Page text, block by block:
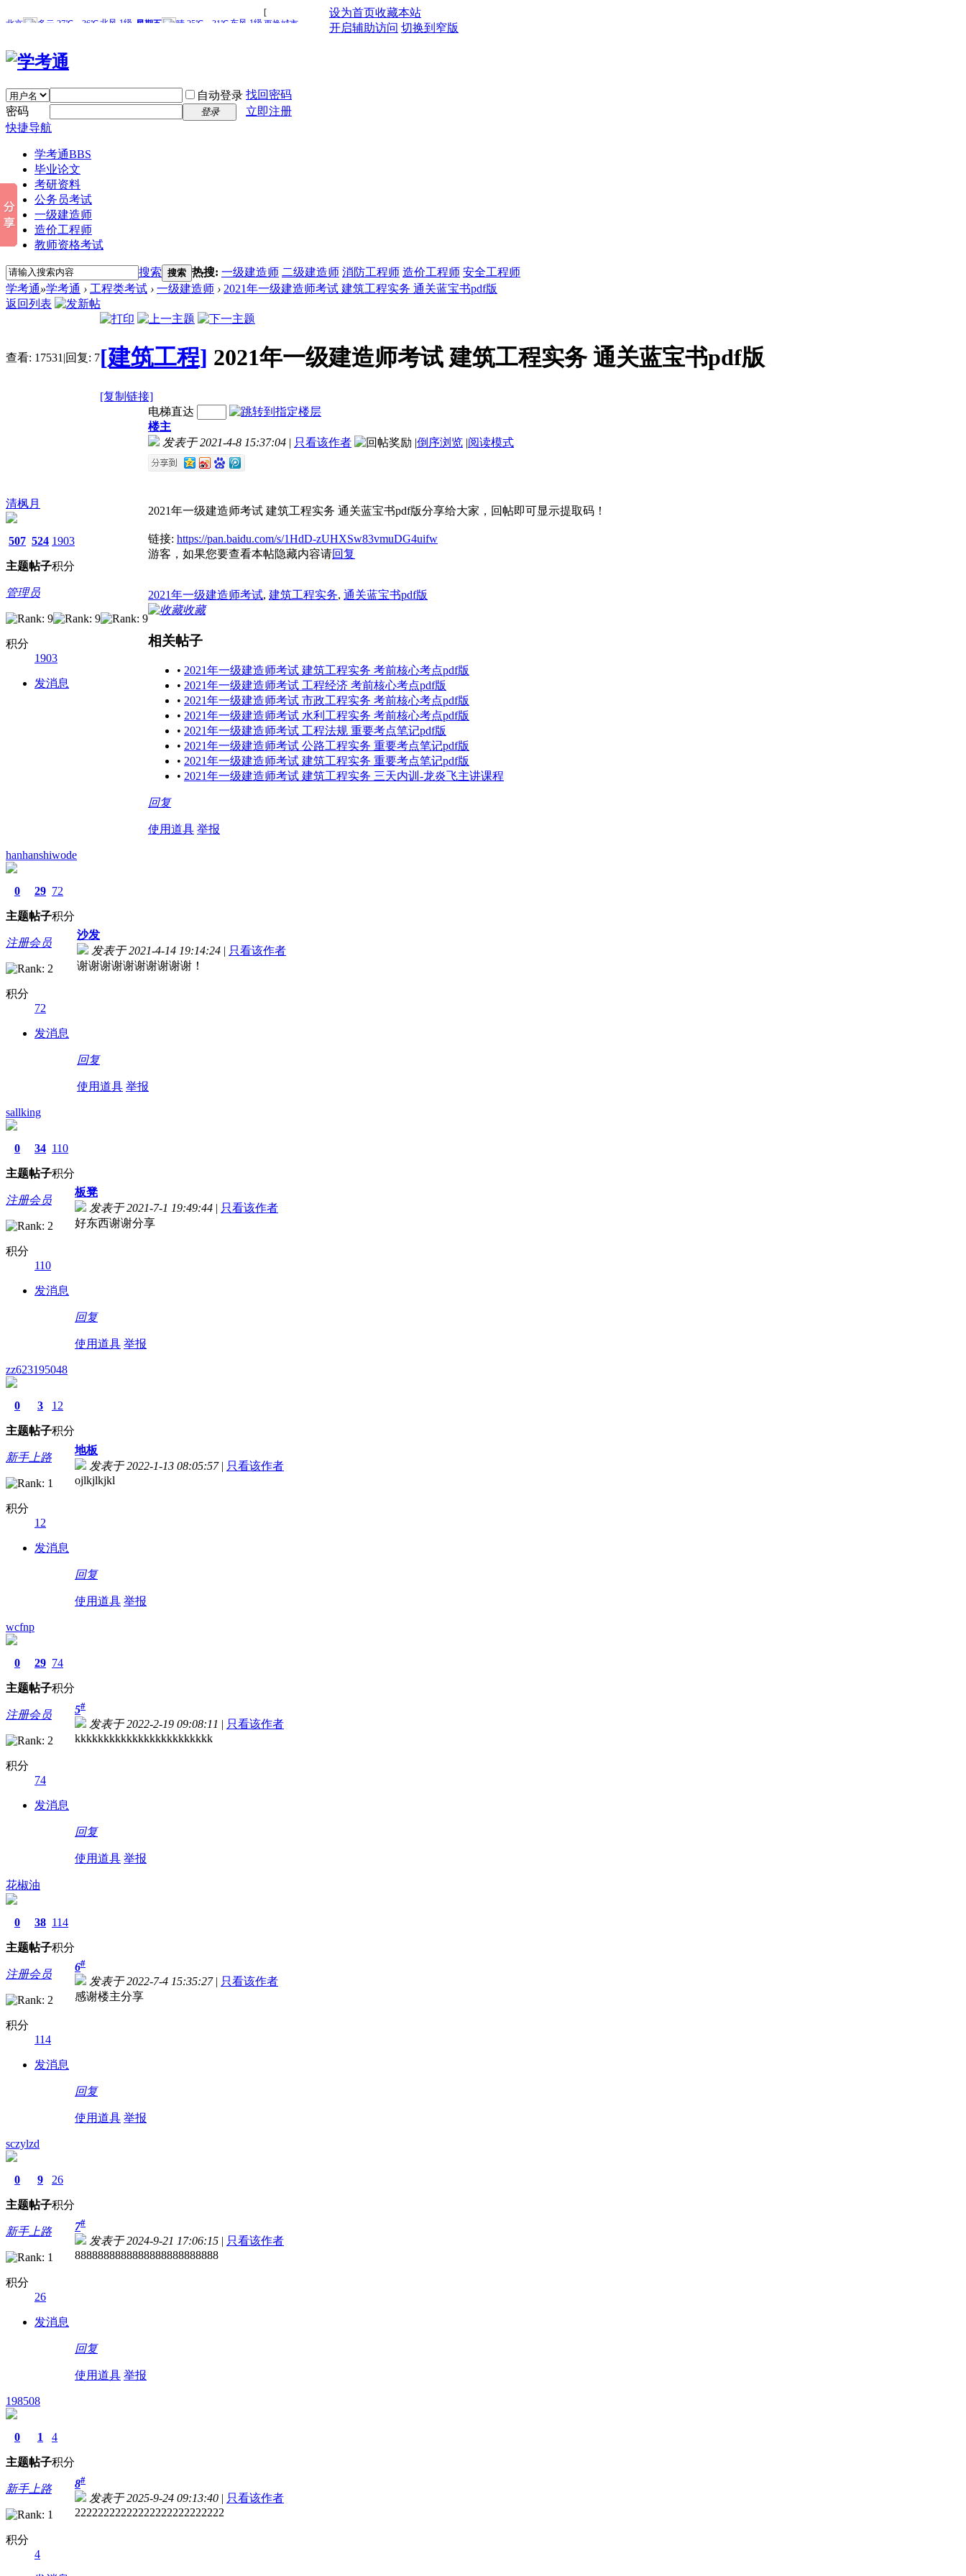
设为首页收藏本站
开启辅助访问 切换到窄版
自动登录 找回密码
密码
登录
立即注册
快捷导航
学考通BBS
毕业论文
考研资料
公务员考试
一级建造师
造价工程师
教师资格考试
搜索 搜索 热搜: 一级建造师 二级建造师 消防工程师 造价工程师 安全工程师
学考通»学考通 › 工程类考试 › 一级建造师 › 2021年一级建造师考试 建筑工程实务 通关蓝宝书pdf版
返回列表
查看: 17531 |回复: 7[建筑工程] 2021年一级建造师考试 建筑工程实务 通关蓝宝书pdf版
[复制链接]
清枫月
507
主题
524
帖子
1903
积分
管理员
积分
1903
发消息
电梯直达
楼主
发表于 2021-4-8 15:37:04 | 只看该作者 |倒序浏览 |阅读模式
2021年一级建造师考试 建筑工程实务 通关蓝宝书pdf版分享给大家，回帖即可显示提取码！
链接: https://pan.baidu.com/s/1HdD-zUHXSw83vmuDG4uifw
游客，如果您要查看本帖隐藏内容请回复
2021年一级建造师考试, 建筑工程实务, 通关蓝宝书pdf版
收藏
相关帖子
• 2021年一级建造师考试 建筑工程实务 考前核心考点pdf版
• 2021年一级建造师考试 工程经济 考前核心考点pdf版
• 2021年一级建造师考试 市政工程实务 考前核心考点pdf版
• 2021年一级建造师考试 水利工程实务 考前核心考点pdf版
• 2021年一级建造师考试 工程法规 重要考点笔记pdf版
• 2021年一级建造师考试 公路工程实务 重要考点笔记pdf版
• 2021年一级建造师考试 建筑工程实务 重要考点笔记pdf版
• 2021年一级建造师考试 建筑工程实务 三天内训-龙炎飞主讲课程
回复
使用道具 举报
hanhanshiwode
0
主题
29
帖子
72
积分
注册会员
积分
72
发消息
沙发
发表于 2021-4-14 19:14:24 | 只看该作者
谢谢谢谢谢谢谢谢谢谢！
回复
使用道具 举报
sallking
0
主题
34
帖子
110
积分
注册会员
积分
110
发消息
板凳
发表于 2021-7-1 19:49:44 | 只看该作者
好东西谢谢分享
回复
使用道具 举报
zz623195048
0
主题
3
帖子
12
积分
新手上路
积分
12
发消息
地板
发表于 2022-1-13 08:05:57 | 只看该作者
ojlkjlkjkl
回复
使用道具 举报
wcfnp
0
主题
29
帖子
74
积分
注册会员
积分
74
发消息
5#
发表于 2022-2-19 09:08:11 | 只看该作者
kkkkkkkkkkkkkkkkkkkkkkkk
回复
使用道具 举报
花椒油
0
主题
38
帖子
114
积分
注册会员
积分
114
发消息
6#
发表于 2022-7-4 15:35:27 | 只看该作者
感谢楼主分享
回复
使用道具 举报
sczylzd
0
主题
9
帖子
26
积分
新手上路
积分
26
发消息
7#
发表于 2024-9-21 17:06:15 | 只看该作者
8888888888888888888888888
回复
使用道具 举报
198508
0
主题
1
帖子
4
积分
新手上路
积分
4
8#
发表于 2025-9-24 09:13:40 | 只看该作者
22222222222222222222222222